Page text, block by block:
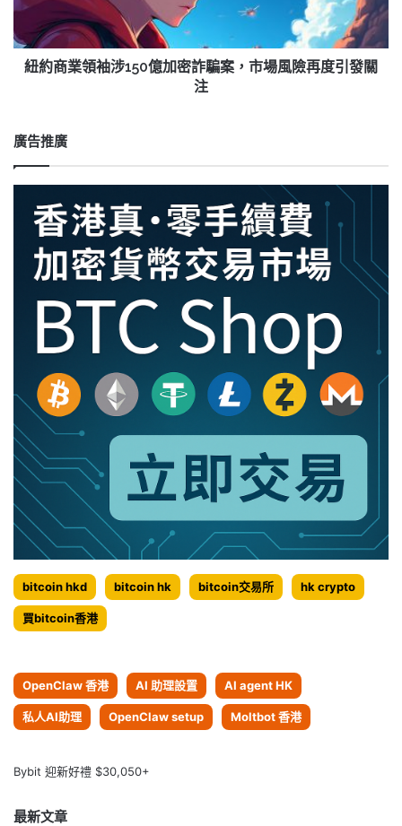
濟
涉
億
案，
紐約商業領袖涉150億加密詐騙案，市場風險再度引發關
注
廣告推廣
bitcoin hkd bitcoin hk bitcoin交易所 hk crypto
買bitcoin香港
OpenClaw 香港 AI 助理設置 AI agent HK
私人AI助理 OpenClaw setup Moltbot 香港
Bybit 迎新好禮 $30,050+
最新文章